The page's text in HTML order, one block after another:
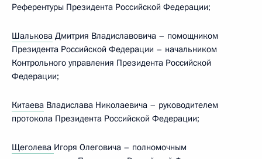
Референтуры Президента Российской Федерации;
Шалькова Дмитрия Владиславовича – помощником
Президента Российской Федерации – начальником
Контрольного управления Президента Российской
Федерации;
Китаева Владислава Николаевича – руководителем
протокола Президента Российской Федерации;
Щеголева Игоря Олеговича – полномочным